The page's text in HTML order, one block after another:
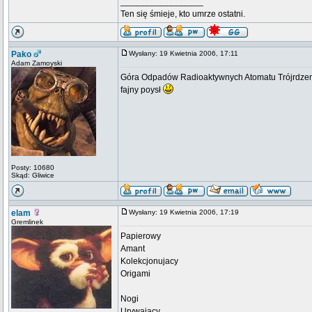
Ten się śmieje, kto umrze ostatni.
Pako
Adam Zamoyski
Posty: 10680
Skąd: Gliwice
Wysłany: 19 Kwietnia 2006, 17:11
Góra Odpadów Radioaktywnych Atomatu
fajny poysł
elam
Gremlinek
Wysłany: 19 Kwietnia 2006, 17:19
Papierowy
Amant
Kolekcjonujacy
Origami
Nogi